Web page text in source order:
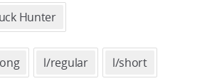
Hunter
l/regular l/short